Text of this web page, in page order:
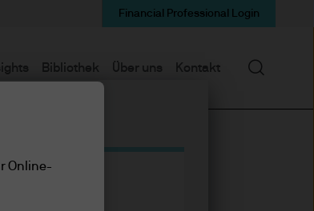
Bibliothek Über uns Kontakt
Financial Professional Login
Suchen
Online-